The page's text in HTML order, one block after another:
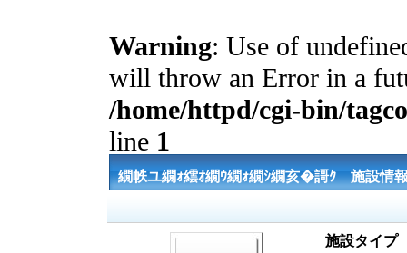
Warning: Use of
will throw an Error in a
/home/httpd/cgi-bin/
line 1
繝帙ユ繝ｫ繧ｵ繝ｳ繝ｫ繝ｼ繝亥�謌ｸ 施設情
施設タイプ